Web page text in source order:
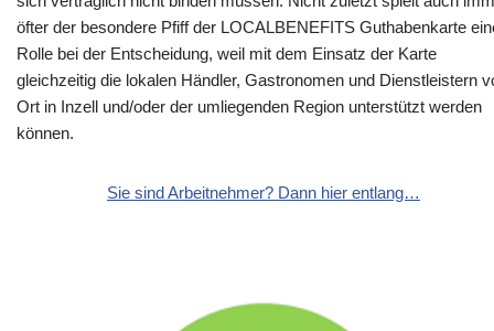
öfter der besondere Pfiff der LOCALBENEFITS Guthabenkarte
Rolle bei der Entscheidung, weil mit dem Einsatz der Karte
gleichzeitig die lokalen Händler, Gastronomen und Dienstleistern
Ort in Inzell und/oder der umliegenden Region unterstützt werden
können.
Sie sind Arbeitnehmer? Dann hier entlang…